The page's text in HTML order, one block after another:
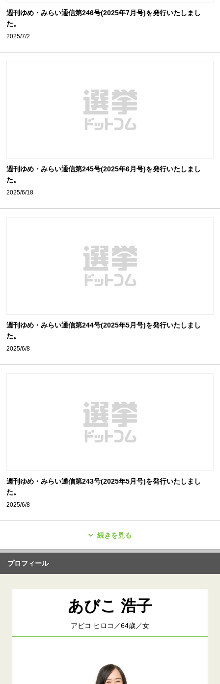
週刊ゆめ・みらい通信第246号(2025年7月号)を発行いたしまし
た。
2025/7/2
週刊ゆめ・みらい通信第245号(2025年6月号)を発行いたしまし
た。
2025/6/18
週刊ゆめ・みらい通信第244号(2025年5月号)を発行いたしまし
た。
2025/6/8
週刊ゆめ・みらい通信第243号(2025年5月号)を発行いたしまし
た。
2025/6/8
続きを見る
プロフィール
あびこ 浩子
アビコ ヒロコ／64歳／女